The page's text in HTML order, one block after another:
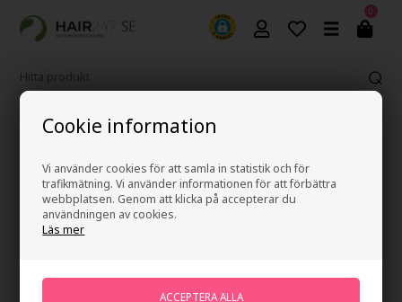
Cookie information
Vi använder cookies för att samla in statistik och för
trafikmätning. Vi använder informationen för att förbättra
webbplatsen. Genom att klicka på accepterar du
användningen av cookies.
Läs mer
0
Fri frakt vid köp över 499 kr
Waterclouds The Dude Beach Bum Cream 125ml